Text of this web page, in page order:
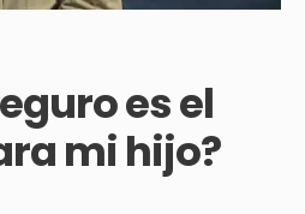
es el
mi hijo?